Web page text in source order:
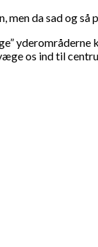
da sad og
os ind til